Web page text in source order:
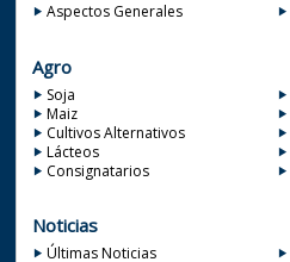
Aspectos Generales
Agro
Soja
Maiz
Cultivos Alternativos
Lácteos
Consignatarios
Noticias
Últimas Noticias